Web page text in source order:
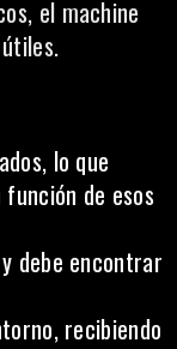
el machine
lo que
de esos
debe encontrar
recibiendo